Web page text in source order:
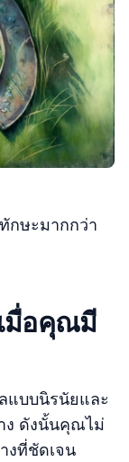
กษะมากกว่า
มื่อคุณมี
แบบนิรนัยและ
ง ดังนั้นคุณไม่
งที่ชัดเจน